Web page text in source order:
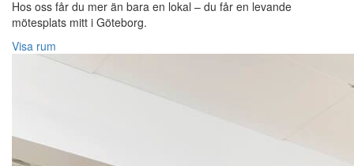
Hos oss får du mer än bara en lokal – du får en levande
mötesplats mitt i Göteborg.
Visa rum